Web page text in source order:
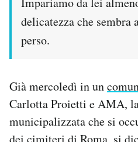
delicatezza che sembra
perso.
Già mercoledì in un
Carlotta Proietti e AMA,
municipalizzata che si